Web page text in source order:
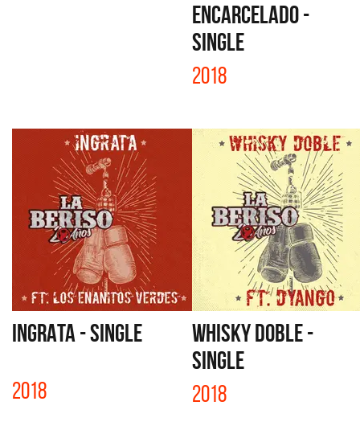
ENCARCELADO -
SINGLE
2018
INGRATA - SINGLE
2018
WHISKY DOBLE -
SINGLE
2018